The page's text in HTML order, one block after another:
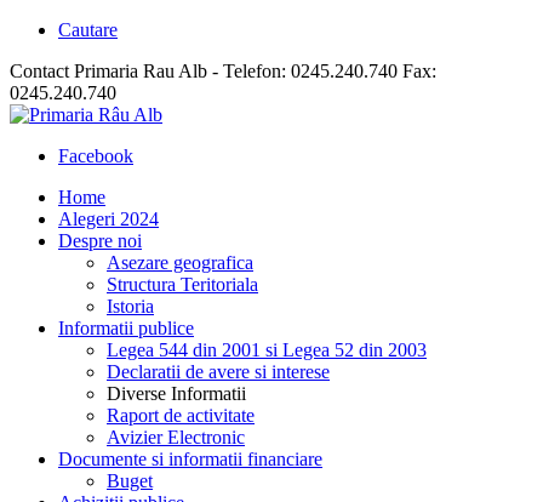
Cautare
Contact Primaria Rau Alb - Telefon: 0245.240.740 Fax:
0245.240.740
Facebook
Home
Alegeri 2024
Despre noi
Asezare geografica
Structura Teritoriala
Istoria
Informatii publice
Legea 544 din 2001 si Legea 52 din 2003
Declaratii de avere si interese
Diverse Informatii
Raport de activitate
Avizier Electronic
Documente si informatii financiare
Buget